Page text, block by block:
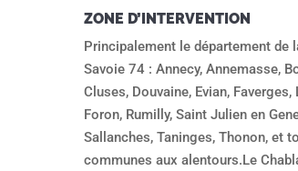
ZONE D’INTERVENTION
Principalement le département de
Savoie 74 : Annecy, Annemasse,
Cluses, Douvaine, Evian, Faverges,
Foron, Rumilly, Saint Julien en
Sallanches, Taninges, Thonon, et
communes aux alentours.Le